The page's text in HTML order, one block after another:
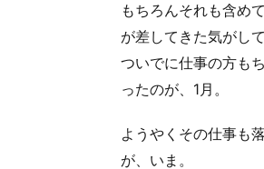
もちろんそれも含め
が差してきた気がして
ついでに仕事の方も
ったのが、1月。
ようやくその仕事も
が、いま。